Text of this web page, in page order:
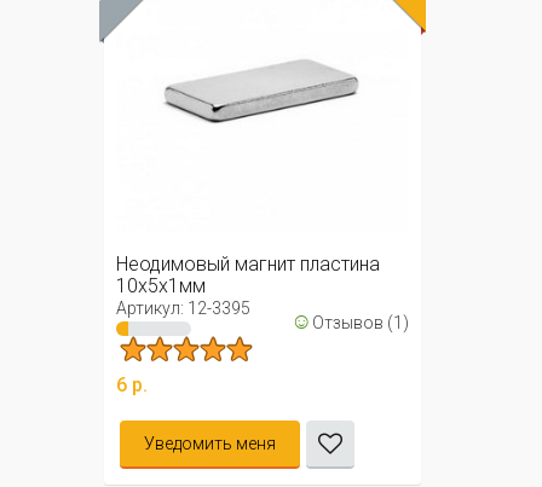
Неодимовый магнит пластина
10х5х1мм
Артикул: 12-3395 ☺ Отзывов (1)
6 р.
Уведомить меня